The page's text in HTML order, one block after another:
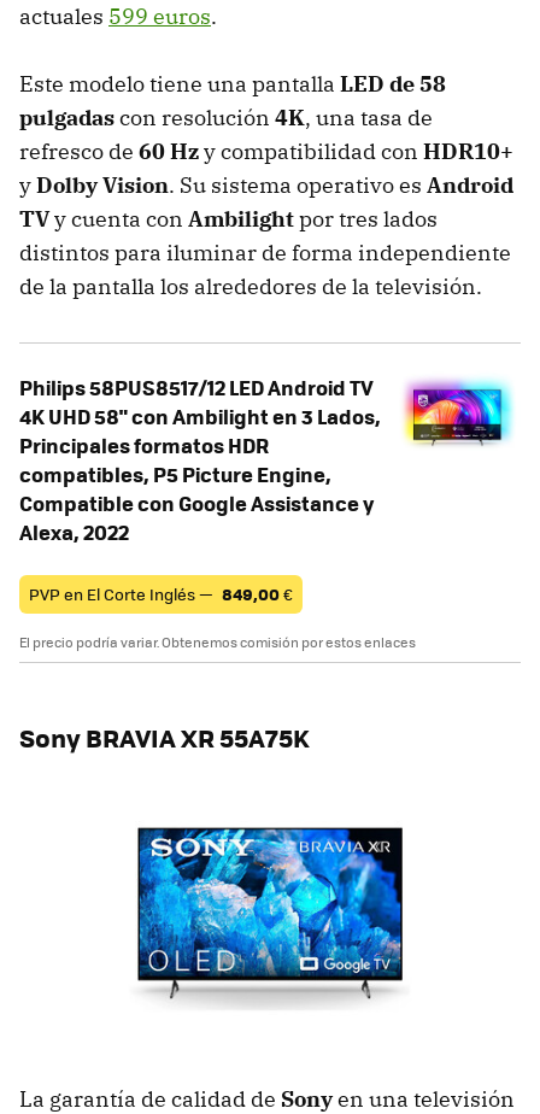
actuales 599 euros.
Este modelo tiene una pantalla LED de 58
pulgadascon resolución 4K, una tasa de
refresco de 60 Hzy compatibilidad con HDR10+
yDolby Vision. Su sistema operativo es Android
TVy cuenta con Ambilightpor tres lados
distintos para iluminar de forma independiente
de la pantalla los alrededores de la televisión.
Philips 58PUS8517/12 LED Android TV
4K UHD 58" con Ambilight en 3 Lados,
Principales formatos HDR
compatibles, P5 Picture Engine,
Compatible con Google Assistance y
Alexa, 2022
PVP en El Corte Inglés — 849,00€
El precio podría variar. Obtenemos comisión por estos enlaces
Sony BRAVIA XR 55A75K
La garantía de calidad de Sonyen una televisión